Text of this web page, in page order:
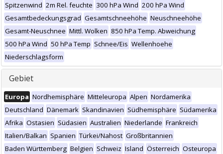
Spitzenwind 2m Rel. feuchte 300 hPa Wind 200 hPa Wind
Gesamtbedeckungsgrad Gesamtschneehöhe Neuschneehöhe
Gesamt-Neuschnee Mittl. Wolken 850 hPa Temp. Abweichung
500 hPa Wind 50 hPa Temp Schnee/Eis Wellenhoehe
Niederschlagsform
Gebiet
Europa Nordhemisphäre Mitteleuropa Alpen Nordamerika
Deutschland Dänemark Skandinavien Südhemisphäre Südamerika
Afrika Ostasien Südasien Australien Niederlande Frankreich
Italien/Balkan Spanien Türkei/Nahost Großbritannien
Baden Württemberg Belgien Schweiz Island Österreich Osteuropa